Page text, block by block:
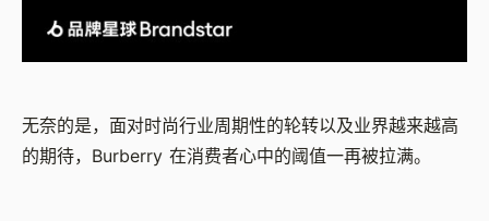
无奈的是，面对时尚行业周期性的轮转以及业界越来越高
的期待，Burberry 在消费者心中的阈值一再被拉满。